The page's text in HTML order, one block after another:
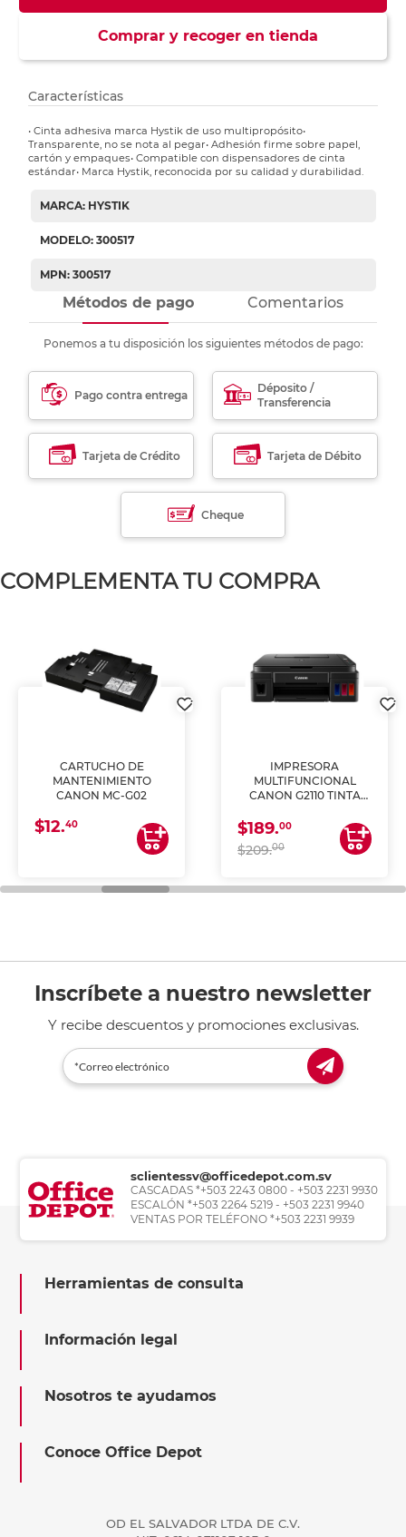
Comprar y recoger en tienda
Características
• Cinta adhesiva marca Hystik de uso multipropósito•
Transparente, no se nota al pegar• Adhesión firme sobre papel,
cartón y empaques• Compatible con dispensadores de cinta
estándar• Marca Hystik, reconocida por su calidad y durabilidad.
MARCA: HYSTIK
MODELO: 300517
MPN: 300517
Métodos de pago Comentarios
Ponemos a tu disposición los siguientes métodos de pago:
Pago contra entrega
Déposito /
Transferencia
Tarjeta de Crédito Tarjeta de Débito
Cheque
COMPLEMENTA TU COMPRA
CARTUCHO DE
MANTENIMIENTO
CANON MC-G02
$12.40
IMPRESORA
MULTIFUNCIONAL
CANON G2110 TINTA
$189.00
$209.00
Inscríbete a nuestro newsletter
Y recibe descuentos y promociones exclusivas.
sclientessv@officedepot.com.sv
CASCADAS *+503 2243 0800 - +503 2231 9930
ESCALÓN *+503 2264 5219 - +503 2231 9940
VENTAS POR TELÉFONO *+503 2231 9939
Herramientas de consulta
Información legal
Nosotros te ayudamos
Conoce Office Depot
OD EL SALVADOR LTDA DE C.V.